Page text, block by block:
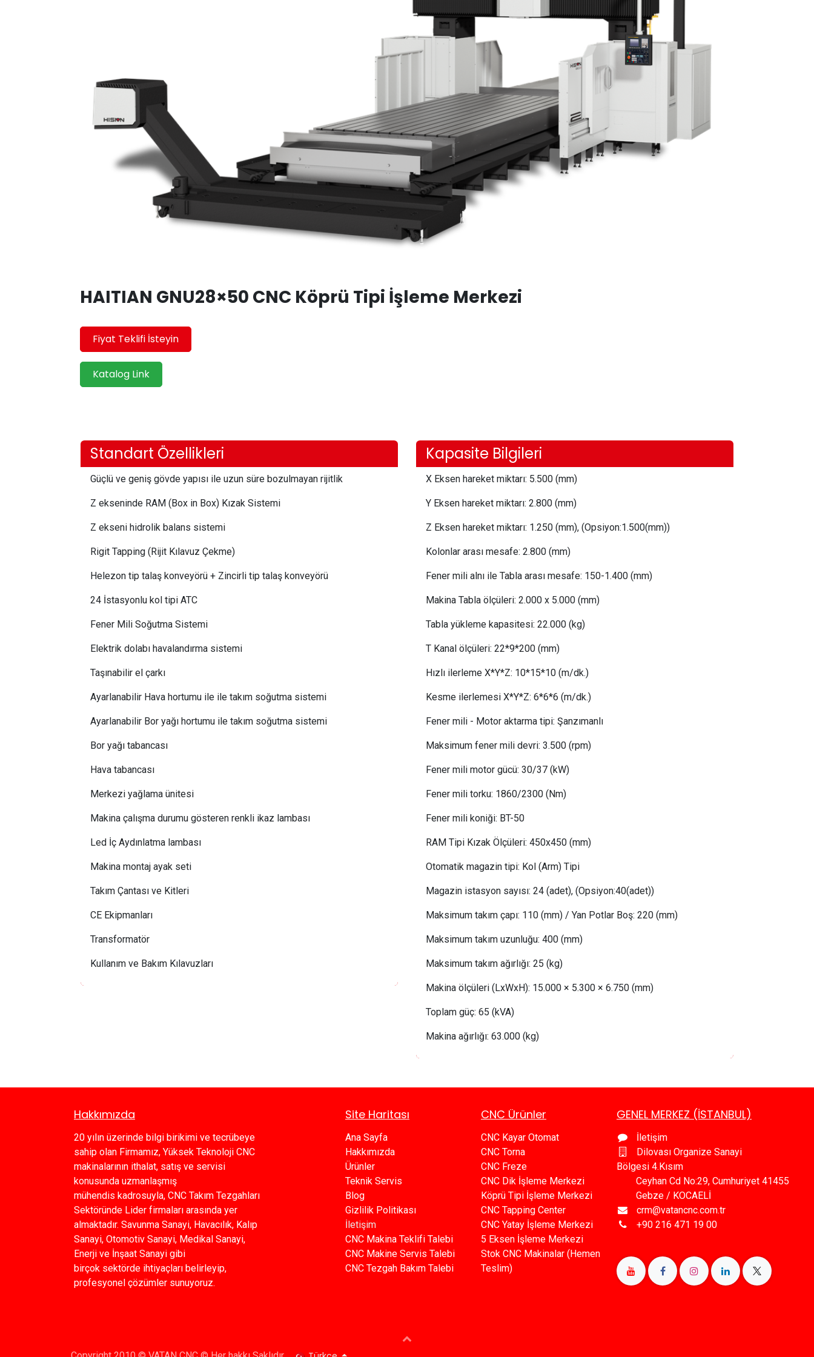
HAITIAN GNU28×50 CNC Köprü Tipi İşleme Merkezi
Fiyat Teklifi İsteyin
Katalog Link
Standart Özellikleri
Güçlü ve geniş gövde yapısı ile uzun süre bozulmayan rijitlik
Z ekseninde RAM (Box in Box) Kızak Sistemi
Z ekseni hidrolik balans sistemi
Rigit Tapping (Rijit Kılavuz Çekme)
Helezon tip talaş konveyörü + Zincirli tip talaş konveyörü
24 İstasyonlu kol tipi ATC
Fener Mili Soğutma Sistemi
Elektrik dolabı havalandırma sistemi
Taşınabilir el çarkı
Ayarlanabilir Hava hortumu ile ile takım soğutma sistemi
Ayarlanabilir Bor yağı hortumu ile takım soğutma sistemi
Bor yağı tabancası
Hava tabancası
Merkezi yağlama ünitesi
Makina çalışma durumu gösteren renkli ikaz lambası
Led İç Aydınlatma lambası
Makina montaj ayak seti
Takım Çantası ve Kitleri
CE Ekipmanları
Transformatör
Kullanım ve Bakım Kılavuzları
Kapasite Bilgileri
X Eksen hareket miktarı: 5.500 (mm)
Y Eksen hareket miktarı: 2.800 (mm)
Z Eksen hareket miktarı: 1.250 (mm), (Opsiyon:1.500(mm))
Kolonlar arası mesafe: 2.800 (mm)
Fener mili alnı ile Tabla arası mesafe: 150-1.400 (mm)
Makina Tabla ölçüleri: 2.000 x 5.000 (mm)
Tabla yükleme kapasitesi: 22.000 (kg)
T Kanal ölçüleri: 22*9*200 (mm)
Hızlı ilerleme X*Y*Z: 10*15*10 (m/dk.)
Kesme ilerlemesi X*Y*Z: 6*6*6 (m/dk.)
Fener mili - Motor aktarma tipi: Şanzımanlı
Maksimum fener mili devri: 3.500 (rpm)
Fener mili motor gücü: 30/37 (kW)
Fener mili torku: 1860/2300 (Nm)
Fener mili koniği: BT-50
RAM Tipi Kızak Ölçüleri: 450x450 (mm)
Otomatik magazin tipi: Kol (Arm) Tipi
Magazin istasyon sayısı: 24 (adet), (Opsiyon:40(adet))
Maksimum takım çapı: 110 (mm) / Yan Potlar Boş: 220 (mm)
Maksimum takım uzunluğu: 400 (mm)
Maksimum takım ağırlığı: 25 (kg)
Makina ölçüleri (LxWxH): 15.000 × 5.300 × 6.750 (mm)
Toplam güç: 65 (kVA)
Makina ağırlığı: 63.000 (kg)
GENEL MERKEZ (İSTANBUL)
İletişim
Dilovası Organize Sanayi
Bölgesi 4.Kısım
Ceyhan Cd No:29, Cumhuriyet 41455
Gebze / KOCAELİ
crm@vatancnc.com.tr
+90 216 471 19 00
Hakkımızda
20 yılın üzerinde bilgi birikimi ve tecrübeye
sahip olan Firmamız, Yüksek Teknoloji CNC
makinalarının ithalat, satış ve servisi
konusunda uzmanlaşmış
mühendis kadrosuyla, CNC Takım Tezgahları
Sektöründe Lider firmaları arasında yer
almaktadır. Savunma Sanayi, Havacılık, Kalıp
Sanayi, Otomotiv Sanayi, Medikal Sanayi,
Enerji ve İnşaat Sanayi gibi
birçok sektörde ihtiyaçları belirleyip,
profesyonel çözümler sunuyoruz.
CNC Ürünler
CNC Kayar Otomat
CNC Torna
CNC Freze
CNC Dik İşleme Merkezi
Köprü Tipi İşleme Merkezi
C​​NC Tapping Center
CNC Yatay İşleme Merkezi
5 Eksen İşleme Merkezi
Stok CNC Makinalar (Hemen
Teslim)
Site Haritası
Ana Sayfa​​
Hakkımızda
Ürünler​
Teknik Servis
Blog​​
Gizlilik Politikası​​
İletişim
CNC Makina Teklifi Talebi
CNC Makine Servis Talebi
CNC Tezgah Bakım Talebi